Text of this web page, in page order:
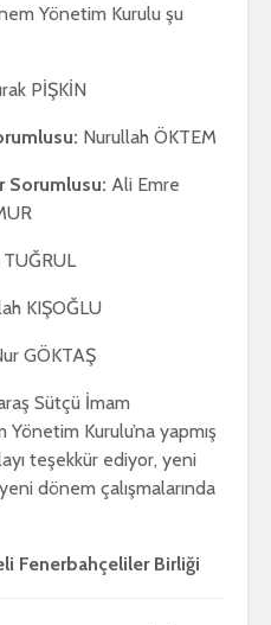
Yönetim Kurulu şu
PİŞKİN
Nurullah ÖKTEM
Sorumlusu: Ali Emre
KIŞOĞLU
GÖKTAŞ
Sütçü İmam
Kurulu’na yapmış
teşekkür ediyor, yeni
dönem çalışmalarında
Fenerbahçeliler Birliği